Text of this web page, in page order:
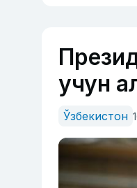
учун
Ўзбекистон